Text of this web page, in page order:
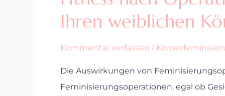
Ihren weiblichen
Kommentar verfassen /
Die Auswirkungen von
Feminisierungsoperationen, egal ob